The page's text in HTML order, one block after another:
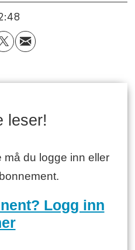
leser!
må du logge inn eller
Logg inn